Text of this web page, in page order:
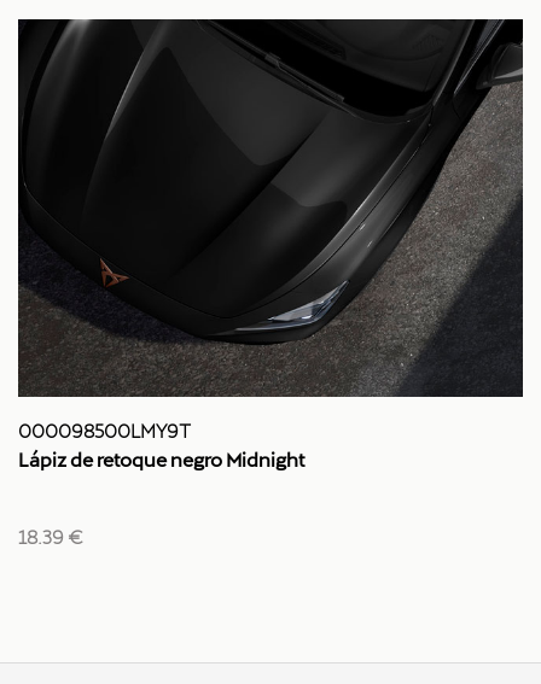
000098500LMY9T
Lápiz de retoque negro Midnight
18.39 €